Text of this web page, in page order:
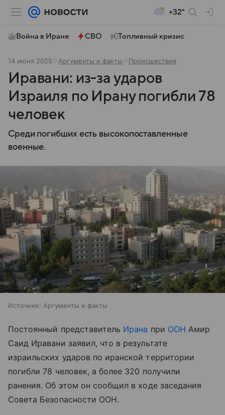
+32°
Война в Иране СВО Топливный кризис
14 июня 2025 Аргументы и факты Происшествия
Иравани: из-за ударов
Израиля по Ирану погибли 78
человек
Среди погибших есть высокопоставленные
военные.
Источник: Аргументы и факты
Постоянный представитель Ирана при ООН Амир
Саид Иравани заявил, что в результате
израильских ударов по иранской территории
погибли 78 человек, а более 320 получили
ранения. Об этом он сообщил в ходе заседания
Совета Безопасности ООН.